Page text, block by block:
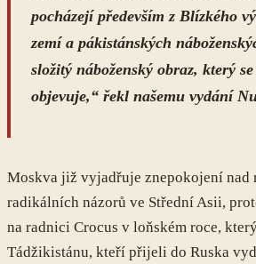
pocházejí především z Blízkého
zemí a pákistánských
složitý náboženský obraz, který
objevuje,“ řekl našemu vydání
Moskva již vyjadřuje znepokojení nad
radikálních názorů ve Střední Asii,
na radnici Crocus v loňském roce,
Tádžikistánu, kteří přijeli do Ruska